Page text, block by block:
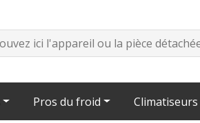
Pros du froid Climatiseurs